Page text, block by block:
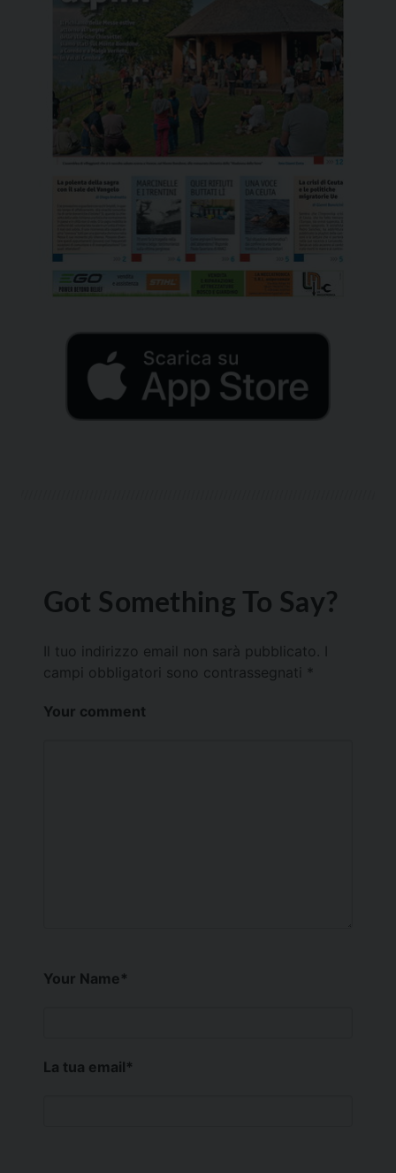
Got Something To Say?
Il tuo indirizzo email non sarà pubblicato.
campi obbligatori sono contrassegnati *
Your comment
Your Name*
La tua email*